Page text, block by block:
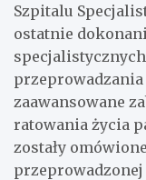
Szpitalu
ostatnie
zaawansowane
ratowania życia
zostały
przeprowadzonej